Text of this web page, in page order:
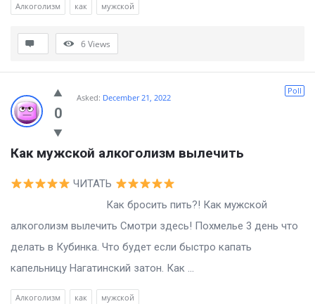
Алкоголизм как мужской
6Views
0
Poll
Asked: December 21, 2022
Как мужской алкоголизм вылечить
ЧИТАТЬ
Как бросить пить?! Как мужской
алкоголизм вылечить Смотри здесь! Похмелье 3 день что
делать в Кубинка. Что будет если быстро капать
капельницу Нагатинский затон. Как ...
Алкоголизм как мужской